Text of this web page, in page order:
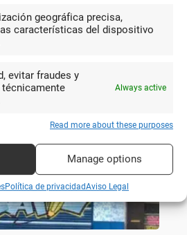
geográfica precisa,
características del dispositivo
evitar fraudes y
técnicamente
Always active
Read more about these purposes
Manage options
Política de privacidadAviso Legal